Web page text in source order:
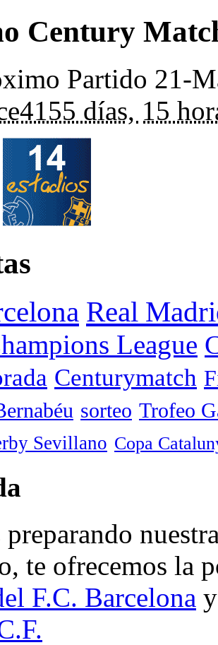
Century
Partido 21-
4155 días, 15
Real
League
Centurymatch
sorteo Trofeo
Sevillano Copa
preparando
te ofrecemos la
F.C. Barcelona